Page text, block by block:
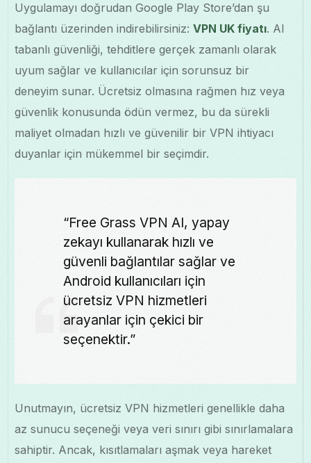
Uygulamayı doğrudan Google Play Store’dan şu
bağlantı üzerinden indirebilirsiniz:VPN UK fiyatı. AI
tabanlı güvenliği, tehditlere gerçek zamanlı olarak
uyum sağlar ve kullanıcılar için sorunsuz bir
deneyim sunar. Ücretsiz olmasına rağmen hız veya
güvenlik konusunda ödün vermez, bu da sürekli
maliyet olmadan hızlı ve güvenilir bir VPN ihtiyacı
duyanlar için mükemmel bir seçimdir.
“Free Grass VPN AI, yapay
zekayı kullanarak hızlı ve
güvenli bağlantılar sağlar ve
Android kullanıcıları için
ücretsiz VPN hizmetleri
arayanlar için çekici bir
seçenektir.”
Unutmayın, ücretsiz VPN hizmetleri genellikle daha
az sunucu seçeneği veya veri sınırı gibi sınırlamalara
sahiptir. Ancak, kısıtlamaları aşmak veya hareket